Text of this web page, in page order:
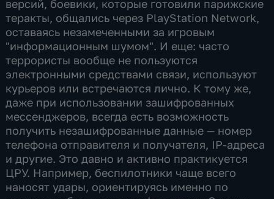
версий, боевики, которые готовили парижские
теракты, общались через PlayStation Network,
оставаясь незамеченными за игровым
"информационным шумом". И еще: часто
террористы вообще не пользуются
электронными средствами связи, используют
курьеров или встречаются лично. К тому же,
даже при использовании зашифрованных
мессенджеров, всегда есть возможность
получить незашифрованные данные — номер
телефона отправителя и получателя, IP-адреса
и другие. Это давно и активно практикуется
ЦРУ. Например, беспилотники чаще всего
наносят удары, ориентируясь именно по